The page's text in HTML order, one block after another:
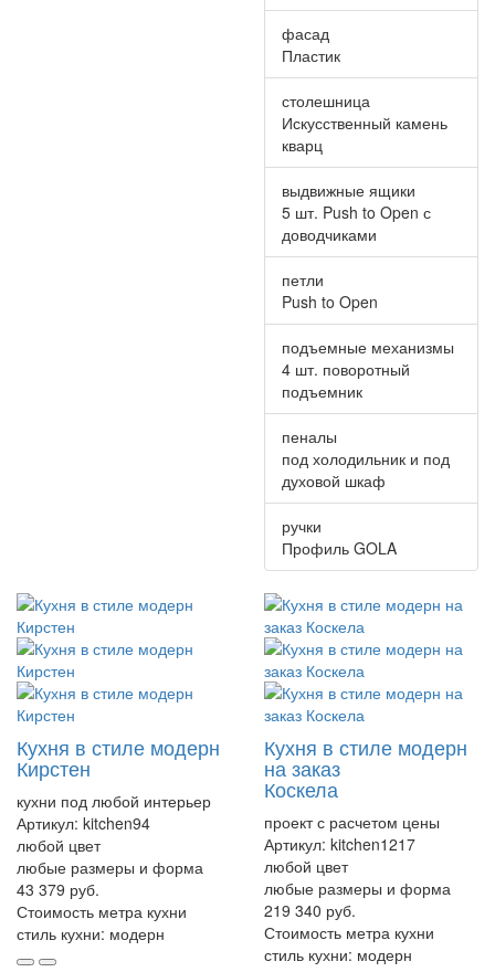
фасад
Пластик
столешница
Искусственный камень
кварц
выдвижные ящики
5 шт. Push to Open с
доводчиками
петли
Push to Open
подъемные механизмы
4 шт. поворотный
подъемник
пеналы
под холодильник и под
духовой шкаф
ручки
Профиль GOLA
Кухня в стиле модерн
Кирстен
кухни под любой интерьер
Артикул: kitchen94
любой цвет
любые размеры и форма
43 379 руб.
Стоимость метра кухни
стиль кухни: модерн
Кухня в стиле модерн
на заказ
Коскела
проект с расчетом цены
Артикул: kitchen1217
любой цвет
любые размеры и форма
219 340 руб.
Стоимость метра кухни
стиль кухни: модерн